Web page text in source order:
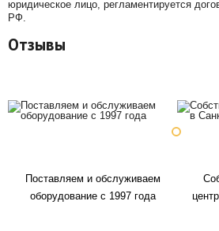
юридическое лицо, регламентируется
РФ.
Отзывы
Поставляем и обслуживаем
оборудование с 1997 года